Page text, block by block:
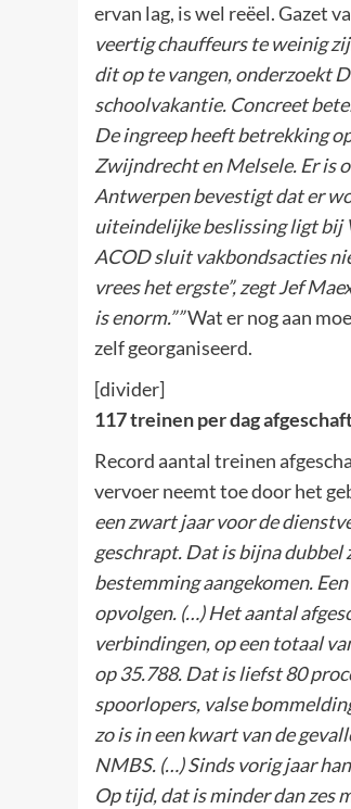
ervan lag, is wel reëel. Gazet
veertig chauffeurs te weinig
dit op te vangen, onderzoekt
schoolvakantie. Concreet
De ingreep heeft betrekking
Zwijndrecht en Melsele. Er is
Antwerpen bevestigt dat er
uiteindelijke beslissing ligt bij
ACOD sluit vakbondsacties
vrees het ergste”, zegt Jef
is enorm.””Wat er nog aan
zelf georganiseerd.
[divider]
117 treinen per dag
Record aantal treinen
vervoer neemt toe door het
een zwart jaar voor de
geschrapt. Dat is bijna
bestemming aangekomen.
opvolgen. (…) Het aantal
verbindingen, op een totaal
op 35.788. Dat is liefst 80
spoorlopers, valse
zo is in een kwart van de
NMBS. (…) Sinds vorig jaar
Op tijd, dat is minder dan zes